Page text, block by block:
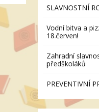
SLAVNOSTNÍ
Vodní bitva a
18.červen!
Zahradní
předškoláků
PREVENTIVNÍ